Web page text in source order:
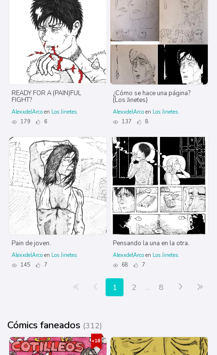
READY FOR A (PAIN)FUL
FIGHT?
AlexxdelArco en Los Jinetes.
179
6
¿Cómo se hace una página?
(Los Jinetes)
AlexxdelArco en Los Jinetes.
137
8
Pain de joven.
AlexxdelArco en Los Jinetes.
145
7
Pensando la una en la otra.
AlexxdelArco en Los Jinetes.
68
7
Primera página
Anterior
1 2 ... 8 Siguiente
Cómics faneados (312)